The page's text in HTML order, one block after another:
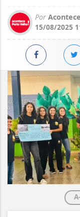
Por
15/08/2025
A-